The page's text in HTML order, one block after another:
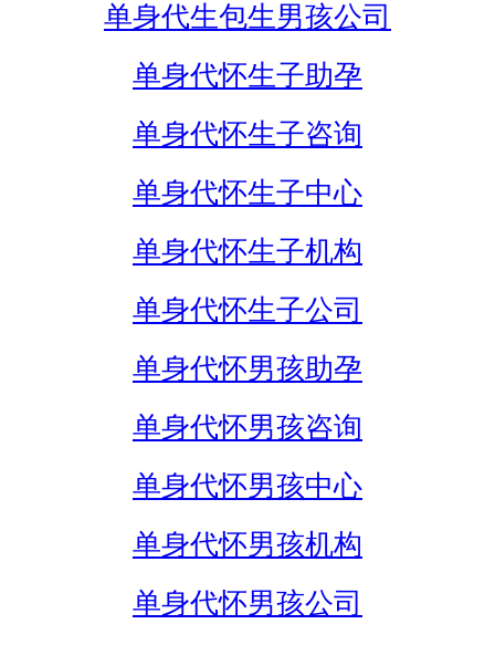
单身代生包生男孩公司
单身代怀生子助孕
单身代怀生子咨询
单身代怀生子中心
单身代怀生子机构
单身代怀生子公司
单身代怀男孩助孕
单身代怀男孩咨询
单身代怀男孩中心
单身代怀男孩机构
单身代怀男孩公司